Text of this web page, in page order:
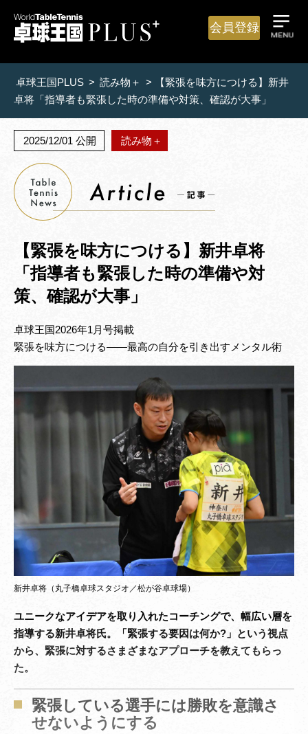
会員登録
卓球王国PLUS > 読み物＋ >
【緊張を味方につける】新井
卓将「指導者も緊張した時の準備や対策、確認が大事」
2025/12/01 公開 読み物＋
【緊張を味方につける】新井卓将
「指導者も緊張した時の準備や対
策、確認が大事」
卓球王国2026年1月号掲載
緊張を味方につける——最高の自分を引き出すメンタル術
新井卓将（丸子橋卓球スタジオ／松が谷卓球場）
ユニークなアイデアを取り入れたコーチングで、幅広い層を
指導する新井卓将氏。「緊張する要因は何か?」という視点
から、緊張に対するさまざまなアプローチを教えてもらっ
た。
緊張している選手には勝敗を意識さ
せないようにする